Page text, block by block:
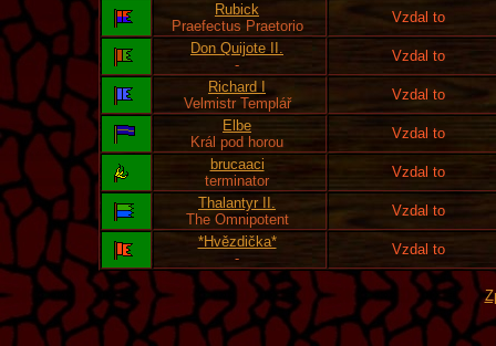
Rubick
Praefectus Praetorio
Vzdal to
Don Quijote II.
-
Vzdal to
Richard I
Velmistr Templář
Vzdal to
Elbe
Král pod horou
Vzdal to
brucaaci
terminator
Vzdal to
Thalantyr II.
The Omnipotent
Vzdal to
*Hvězdička*
-
Vzdal to